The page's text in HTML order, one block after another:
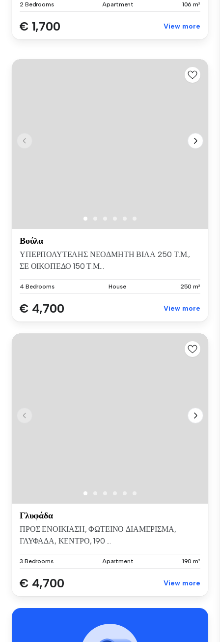
2 Bedrooms Apartment 106 m²
€ 1,700 View more
Βούλα
ΥΠΕΡΠΟΛΥΤΕΛΗΣ ΝΕΟΔΜΗΤΗ ΒΙΛΑ 250 Τ.Μ.,
ΣΕ ΟΙΚΟΠΕΔΟ 150 Τ.Μ...
4 Bedrooms House 250 m²
€ 4,700 View more
Γλυφάδα
ΠΡΟΣ ΕΝΟΙΚΙΑΣΗ, ΦΩΤΕΙΝΟ ΔΙΑΜΕΡΙΣΜΑ,
ΓΛΥΦΑΔΑ, ΚΕΝΤΡΟ, 190 ...
3 Bedrooms Apartment 190 m²
€ 4,700 View more